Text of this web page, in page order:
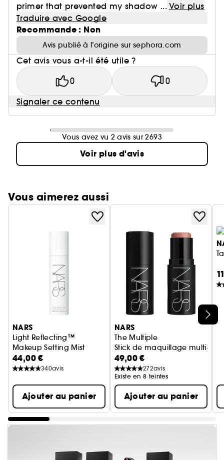
primer that prevented my shadow ... Voir plus
Traduire avec Google
Recommande : Non
Avis publié à l’origine sur sephora.com
Cet avis vous a-t-il été utile ?
0 0
Signaler ce contenu
Vous avez vu 2 avis sur 2693
Voir plus d'avis
Vous aimerez aussi
Ignorer le carrousel produits
NARS
Light Reflecting™
Makeup Setting Mist
Brume fixante maquillage
44,00 €
340avis
Ajouter au panier
NARS
The Multiple
Stick de maquillage multi-
49,00 €
272avis
Existe en 8 teintes
Ajouter au panier